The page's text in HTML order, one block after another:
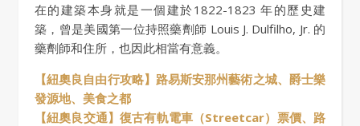
在的建築本身就是一個建於1822-1823 年的歷史建
築，曾是美國第一位持照藥劑師 Louis J. Dulfilho, Jr. 的
藥劑師和住所，也因此相當有意義。
【紐奧良自由行攻略】路易斯安那州藝術之城、爵士樂
發源地、美食之都
【紐奧良交通】復古有軌電車（Streetcar）票價、路